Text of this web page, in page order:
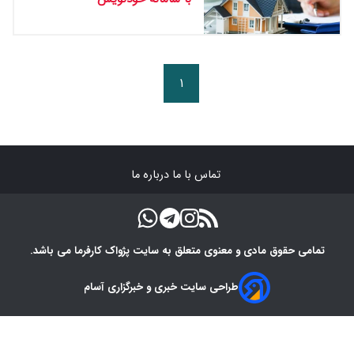
۱
تماس با ما درباره ما
تمامی حقوق مادی و معنوی متعلق به سایت پژواک کارفرما می باشد.
طراحی سایت خبری و خبرگزاری آسام